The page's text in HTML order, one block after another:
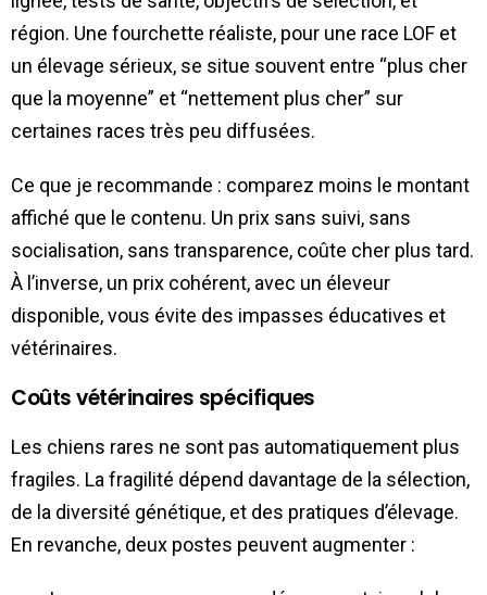
région. Une fourchette réaliste, pour une race LOF et
un élevage sérieux, se situe souvent entre “plus cher
que la moyenne” et “nettement plus cher” sur
certaines races très peu diffusées.
Ce que je recommande : comparez moins le montant
affiché que le contenu. Un prix sans suivi, sans
socialisation, sans transparence, coûte cher plus tard.
À l’inverse, un prix cohérent, avec un éleveur
disponible, vous évite des impasses éducatives et
vétérinaires.
Coûts vétérinaires spécifiques
Les chiens rares ne sont pas automatiquement plus
fragiles. La fragilité dépend davantage de la sélection,
de la diversité génétique, et des pratiques d’élevage.
En revanche, deux postes peuvent augmenter :